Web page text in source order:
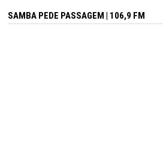
SAMBA PEDE PASSAGEM | 106,9 FM